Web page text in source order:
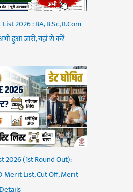
2026 : BA, B.Sc, B.Com
हुआ जारी, यहां से करें
2026 (1st Round Out):
Merit List, Cut Off, Merit